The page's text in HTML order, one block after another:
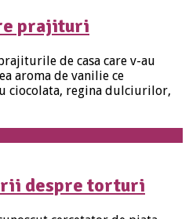
prajituri
de casa care v-au
aroma de vanilie ce
ciocolata, regina dulciurilor,
despre torturi